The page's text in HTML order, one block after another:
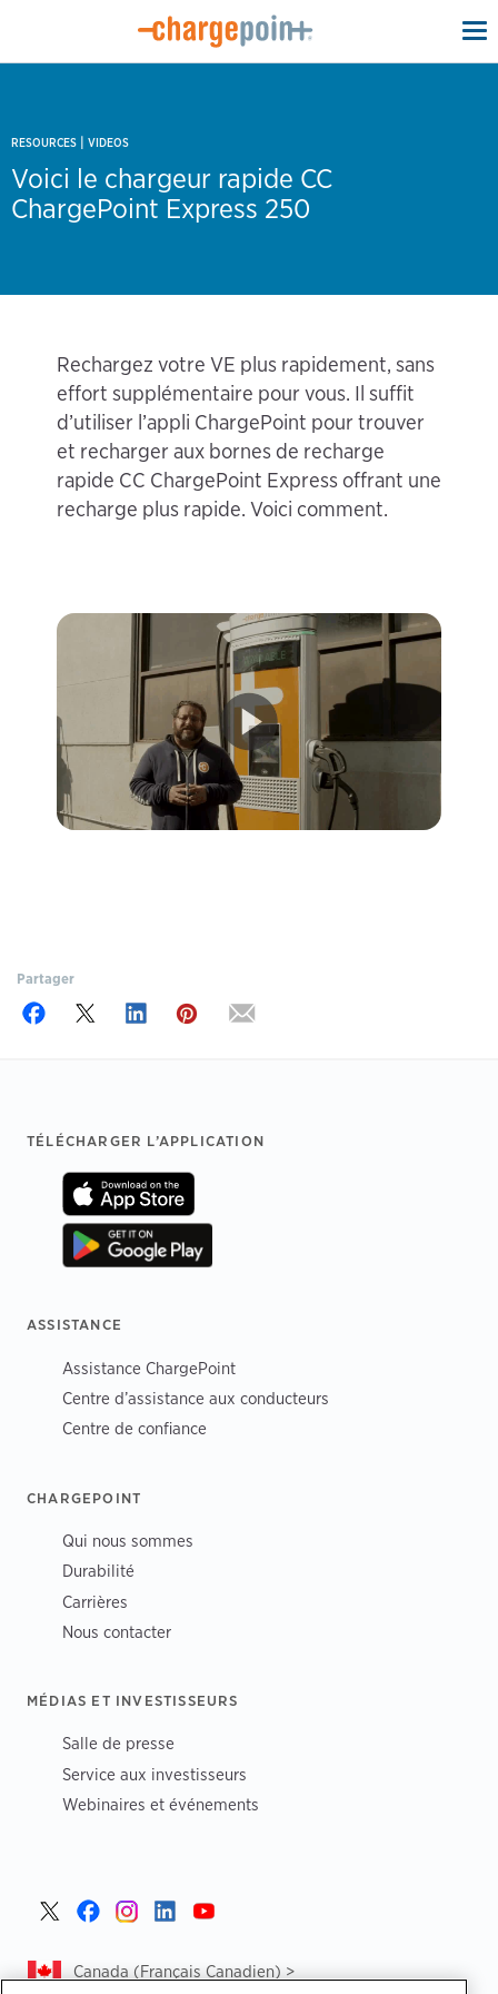
RESOURCES | VIDEOS
Voici le chargeur rapide CC
ChargePoint Express 250
Rechargez votre VE plus rapidement, sans
effort supplémentaire pour vous. Il suffit
d’utiliser l’appli ChargePoint pour trouver
et recharger aux bornes de recharge
rapide CC ChargePoint Express offrant une
recharge plus rapide. Voici comment.
Partager
Footer
TÉLÉCHARGER L’APPLICATION
ASSISTANCE
Assistance ChargePoint
Centre d’assistance aux conducteurs
Centre de confiance
CHARGEPOINT
Qui nous sommes
Durabilité
Carrières
Nous contacter
MÉDIAS ET INVESTISSEURS
Salle de presse
Service aux investisseurs
Webinaires et événements
Canada (Français Canadien) >